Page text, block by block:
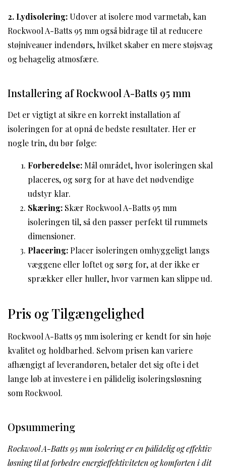
2. Lydisolering:Udover at isolere mod varmetab, kan
Rockwool A-Batts 95 mm også bidrage til at reducere
støjniveauer indendørs, hvilket skaber en mere støjsvag
og behagelig atmosfære.
Installering af Rockwool A-Batts 95 mm
Det er vigtigt at sikre en korrekt installation af
isoleringen for at opnå de bedste resultater. Her er
nogle trin, du bør følge:
Forberedelse: Mål området, hvor isoleringen skal
placeres, og sørg for at have det nødvendige
udstyr klar.
Skæring: Skær Rockwool A-Batts 95 mm
isoleringen til, så den passer perfekt til rummets
dimensioner.
Placering: Placer isoleringen omhyggeligt langs
væggene eller loftet og sørg for, at der ikke er
sprækker eller huller, hvor varmen kan slippe ud.
Pris og Tilgængelighed
Rockwool A-Batts 95 mm isolering er kendt for sin høje
kvalitet og holdbarhed. Selvom prisen kan variere
afhængigt af leverandøren, betaler det sig ofte i det
lange løb at investere i en pålidelig isoleringsløsning
som Rockwool.
Opsummering
Rockwool A-Batts 95 mm isolering er en pålidelig og effektiv
løsning til at forbedre energieffektiviteten og komforten i dit